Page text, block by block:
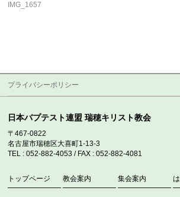
IMG_1657
プライバシーポリシー
日本バプテスト連盟 瑞穂キリスト教会
〒467-0822
名古屋市瑞穂区大喜町1-13-3
TEL : 052-882-4053 / FAX : 052-882-4081
トップページ 教会案内 集会案内